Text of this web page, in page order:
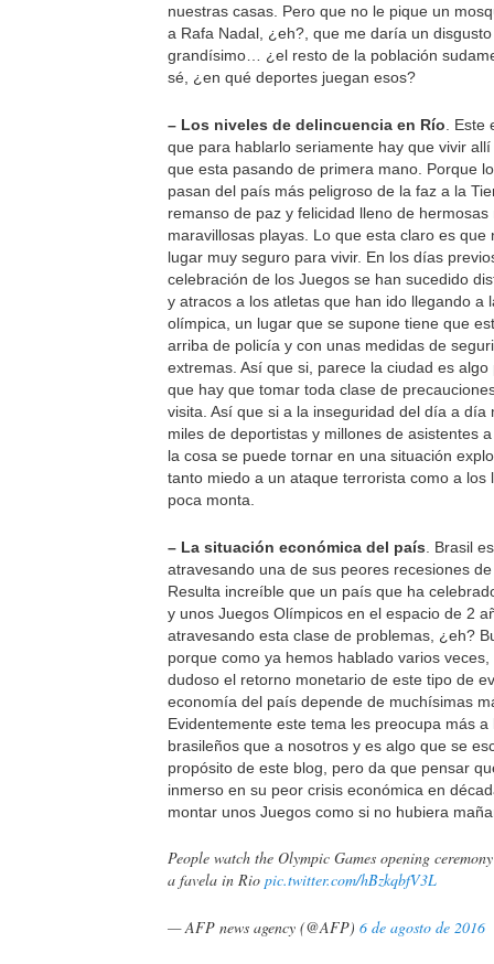
nuestras casas. Pero que no le pique un
a Rafa Nadal, ¿eh?, que me daría un disgusto
grandísimo… ¿el resto de la población
sé, ¿en qué deportes juegan esos?
– Los niveles de delincuencia en Río .
que para hablarlo seriamente hay que vivir
que esta pasando de primera mano. Porque
pasan del país más peligroso de la faz a la
remanso de paz y felicidad lleno de hermosas
maravillosas playas. Lo que esta claro es que
lugar muy seguro para vivir. En los días
celebración de los Juegos se han sucedido
y atracos a los atletas que han ido llegando a
olímpica, un lugar que se supone tiene que
arriba de policía y con unas medidas de
extremas. Así que si, parece la ciudad es algo
que hay que tomar toda clase de
visita. Así que si a la inseguridad del día a día
miles de deportistas y millones de asistentes
la cosa se puede tornar en una situación
tanto miedo a un ataque terrorista como a los
poca monta.
– La situación económica del país . Brasil
atravesando una de sus peores recesiones
Resulta increíble que un país que ha
y unos Juegos Olímpicos en el espacio de 2
atravesando esta clase de problemas, ¿eh?
porque como ya hemos hablado varios veces,
dudoso el retorno monetario de este tipo de
economía del país depende de muchísimas
Evidentemente este tema les preocupa más a
brasileños que a nosotros y es algo que se
propósito de este blog, pero da que pensar
inmerso en su peor crisis económica en
montar unos Juegos como si no hubiera
People watch the Olympic Games opening
a favela in Riopic.twitter.com/hBzkqbfV3L
— AFP news agency (@AFP)6 de agosto de 2016